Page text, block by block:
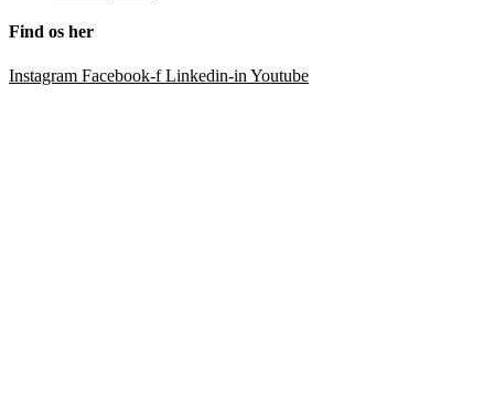
Find os her
Instagram Facebook-f Linkedin-in Youtube